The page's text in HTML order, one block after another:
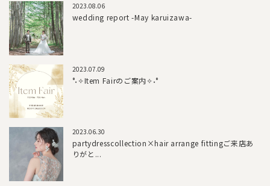
2023.08.06
wedding report -May karuizawa-
2023.07.09
°˖✧Item Fairのご案内✧˖°
2023.06.30
partydresscollection×hair arrange fittingご来店あ
りがと...